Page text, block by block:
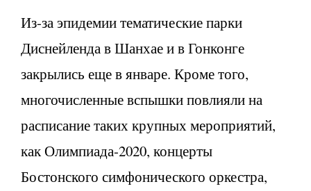
Из-за эпидемии тематические парки
Диснейленда в Шанхае и в Гонконге
закрылись еще в январе. Кроме того,
многочисленные вспышки повлияли на
расписание таких крупных мероприятий,
как Олимпиада-2020, концерты
Бостонского симфонического оркестра,